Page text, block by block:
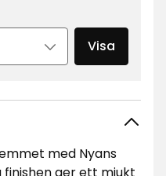
Visa
med Nyans